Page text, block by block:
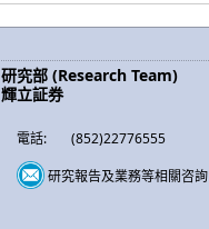
研究部 (Research Team)
輝立証券
電話: (852)22776555
研究報告及業務等相關咨詢